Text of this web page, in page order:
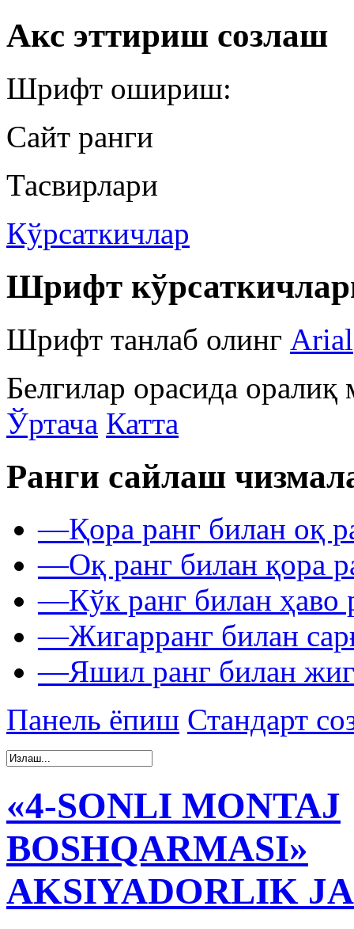
Акс эттириш созлаш
Шрифт ошириш:
Сайт ранги
Тасвирлари
Кўрсаткичлар
Шрифт
Шрифт танлаб олинг Arial
Белгилар орасида
Ўртача Катта
Ранги сайлаш
—Қора ранг билан оқ
—Оқ ранг билан қора
—Кўк ранг билан ҳаво
—Жигарранг билан
—Яшил ранг билан
Панель ёпиш Стандарт
«4-SONLI MONTAJ
BOSHQARMASI»
AKSIYADORLIK